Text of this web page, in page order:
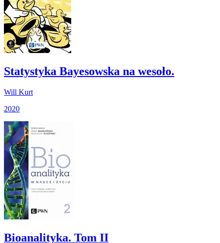
Statystyka Bayesowska na wesoło.
Will Kurt
2020
Bioanalityka. Tom II